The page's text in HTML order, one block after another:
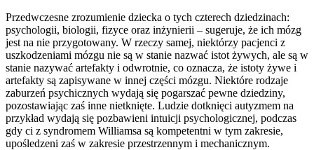
Przedwczesne zrozumienie dziecka o tych czterech dziedzinach:
psychologii, biologii, fizyce oraz inżynierii – sugeruje, że ich mózg
jest na nie przygotowany. W rzeczy samej, niektórzy pacjenci z
uszkodzeniami mózgu nie są w stanie nazwać istot żywych, ale są w
stanie nazywać artefakty i odwrotnie, co oznacza, że istoty żywe i
artefakty są zapisywane w innej części mózgu. Niektóre rodzaje
zaburzeń psychicznych wydają się pogarszać pewne dziedziny,
pozostawiając zaś inne nietknięte. Ludzie dotknięci autyzmem na
przykład wydają się pozbawieni intuicji psychologicznej, podczas
gdy ci z syndromem Williamsa są kompetentni w tym zakresie,
upośledzeni zaś w zakresie przestrzennym i mechanicznym.